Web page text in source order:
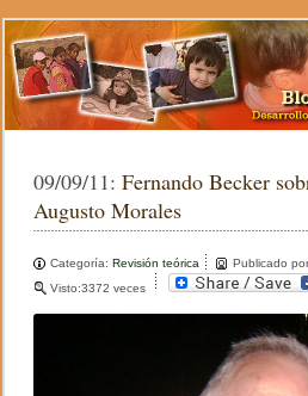
09/09/11:Fernando Becker
Augusto Morales
Categoría:Revisión teórica Publicado
Visto:3372 veces